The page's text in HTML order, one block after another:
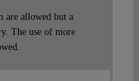
are allowed but a
The use of more